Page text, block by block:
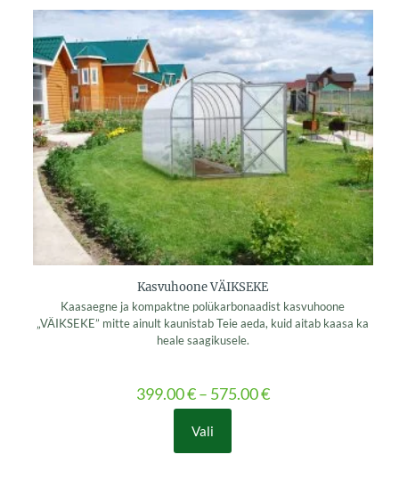
Kasvuhoone VÄIKSEKE
Kaasaegne ja kompaktne polükarbonaadist kasvuhoone
„VÄIKSEKE” mitte ainult kaunistab Teie aeda, kuid aitab kaasa ka
heale saagikusele.
399.00€– 575.00€
Vali
This
product